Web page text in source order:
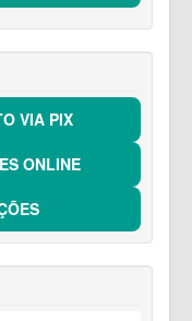
VIA PIX
ONLINE